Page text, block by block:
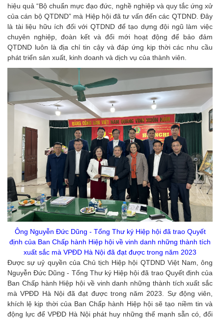
hiệu quả “Bộ chuẩn mực đạo đức, nghề nghiệp và quy tắc ứng xử
của cán bộ QTDND” mà Hiệp hội đã tư vấn đến các QTDND. Đây
là tài liệu hữu ích đối với QTDND để tạo dựng đội ngũ làm việc
chuyên nghiệp, đoàn kết và đổi mới hoạt động để bảo đảm
QTDND luôn là địa chỉ tin cậy và đáp ứng kịp thời các nhu cầu
phát triển sản xuất, kinh doanh và dịch vụ của thành viên.
Ông Nguyễn Đức Dũng - Tổng Thư ký Hiệp hội đã trao Quyết
định của Ban Chấp hành Hiệp hội về vinh danh những thành tích
xuất sắc mà VPĐD Hà Nội đã đạt được trong năm 2023
Được sự uỷ quyền của Chủ tịch Hiệp hội QTDND Việt Nam, ông
Nguyễn Đức Dũng - Tổng Thư ký Hiệp hội đã trao Quyết định của
Ban Chấp hành Hiệp hội về vinh danh những thành tích xuất sắc
mà VPĐD Hà Nội đã đạt được trong năm 2023. Sự động viên,
khích lệ kịp thời của Ban Chấp hành Hiệp hội sẽ tạo niềm tin và
động lực để VPĐD Hà Nội phát huy những thế mạnh sẵn có, đổi